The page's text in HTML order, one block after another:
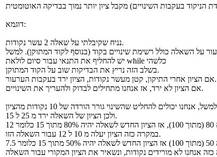
דוגמא:
נניח שקיבלתי על שאלה 2 עשר נקודות.
יש להחליף את התנאי עבור סיום לולאת while כלשהי
בשלב הזה נריץ את הבדיקות שוב על הקוד המתוקן.
אם הציון אחרי התיקון, קטן מעשר נקודות, הציון ירד בעקבות הערעור.
אם הציון לא ירד, אז אנחנו מתחילים לבדוק ולהעריך את השינויים.
ולכן הציון של השאלה ירד מ 25 ל 15.
במקרה כזה הציון יעלה מ 10 ל 12 עבור השאלה הזו.